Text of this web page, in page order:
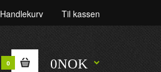
Handlekurv Til kassen
0 0NOK